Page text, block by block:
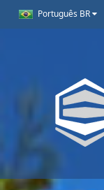
Português BR